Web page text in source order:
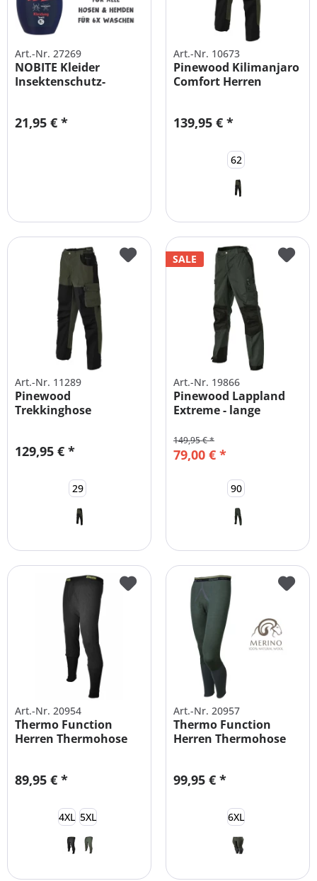
Art.-Nr. 27269
NOBITE Kleider
Insektenschutz-
21,95 € *
Art.-Nr. 10673
Pinewood Kilimanjaro
Comfort Herren
139,95 € *
62
Art.-Nr. 11289
Pinewood
Trekkinghose
129,95 € *
29
SALE
Art.-Nr. 19866
Pinewood Lappland
Extreme - lange
79,00 € *
149,95 € *
90
Art.-Nr. 20954
Thermo Function
Herren Thermohose
89,95 € *
4XL 5XL
Art.-Nr. 20957
Thermo Function
Herren Thermohose
99,95 € *
6XL